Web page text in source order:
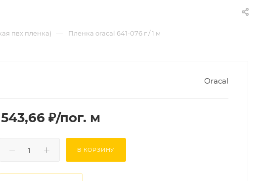
пвх пленка) — Пленка oracal 641-076 г / 1 м
Oracal
543,66 ₽/пог. м
В КОРЗИНУ